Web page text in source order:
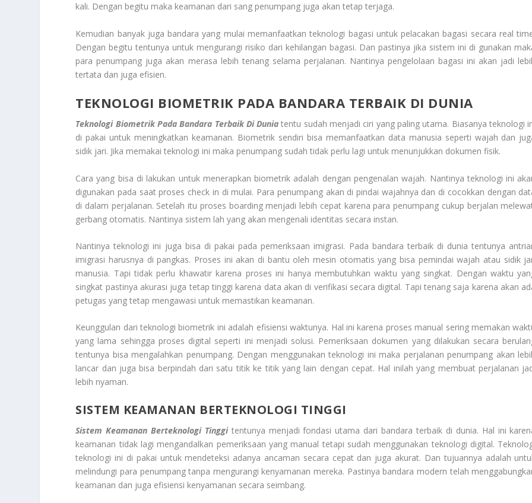
kali. Dengan begitu maka keamanan dari sang penumpang juga akan tetap terjaga.
Kemudian banyak juga bandara yang mulai memanfaatkan teknologi bagasi untuk pelacakan bagasi secara real
Dengan begitu tentunya untuk mengurangi risiko dari kehilangan bagasi. Dan pastinya jika sistem ini di gunakan
para penumpang juga akan merasa lebih tenang selama perjalanan. Nantinya pengelolaan bagasi ini akan jadi
tertata dan juga efisien.
TEKNOLOGI BIOMETRIK PADA BANDARA TERBAIK DI DUNIA
Teknologi Biometrik Pada Bandara Terbaik Di Dunia tentu sudah menjadi ciri yang paling utama. Biasanya teknologi
di pakai untuk meningkatkan keamanan. Biometrik sendiri bisa memanfaatkan data manusia seperti wajah dan
sidik jari. Jika memakai teknologi ini maka penumpang sudah tidak perlu lagi untuk menunjukkan dokumen fisik.
Cara yang bisa di lakukan untuk menerapkan biometrik adalah dengan pengenalan wajah. Nantinya teknologi ini
digunakan pada saat proses check in di mulai. Para penumpang akan di pindai wajahnya dan di cocokkan dengan
di dalam perjalanan. Setelah itu proses boarding menjadi lebih cepat karena para penumpang cukup berjalan
gerbang otomatis. Nantinya sistem lah yang akan mengenali identitas secara instan.
Nantinya teknologi ini juga bisa di pakai pada pemeriksaan imigrasi. Pada bandara terbaik di dunia tentunya
imigrasi harusnya di pangkas. Proses ini akan di bantu oleh mesin otomatis yang bisa pemindai wajah atau sidik
manusia. Tapi tidak perlu khawatir karena proses ini hanya membutuhkan waktu yang singkat. Dengan waktu
singkat pastinya akurasi juga tetap tinggi karena data akan di verifikasi secara digital. Tapi tenang saja karena akan
petugas yang tetap mengawasi untuk memastikan keamanan.
Keunggulan dari teknologi biometrik ini adalah efisiensi waktunya. Hal ini karena proses manual sering memakan
yang lama sehingga proses digital seperti ini menjadi solusi. Pemeriksaan dokumen yang dilakukan secara
tentunya bisa mengalahkan penumpang. Dengan menggunakan teknologi ini maka perjalanan penumpang akan
lancar dan juga bisa berpindah dari satu titik ke titik yang lain dengan cepat. Hal inilah yang membuat perjalanan
lebih nyaman.
SISTEM KEAMANAN BERTEKNOLOGI TINGGI
Sistem Keamanan Berteknologi Tinggitentunya menjadi fondasi utama dari bandara terbaik di dunia. Hal ini
keamanan tidak lagi mengandalkan pemeriksaan yang manual tetapi sudah menggunakan teknologi digital.
teknologi ini di pakai untuk mendeteksi adanya ancaman secara cepat dan juga akurat. Dan tujuannya adalah
melindungi para penumpang tanpa mengurangi kenyamanan mereka. Pastinya bandara modern telah
keamanan dan juga efisiensi kenyamanan secara seimbang.